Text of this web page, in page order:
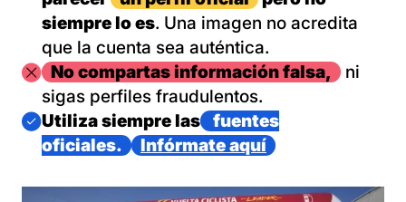
siempre lo es. Una imagen no acredita
que la cuenta sea auténtica.
ImagenNo compartas información falsa,
ni
sigas perfiles fraudulentos.
Imagen
Utiliza siempre las
fuentes
oficiales.
Infórmate aquí